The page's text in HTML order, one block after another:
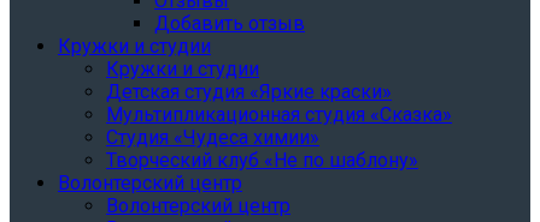
Добавить отзыв
Кружки и студии
Кружки и студии
Детская студия «Яркие краски»
Мультипликационная студия «Сказка»
Студия «Чудеса химии»
Творческий клуб «Не по шаблону»
Волонтерский центр
Волонтерский центр